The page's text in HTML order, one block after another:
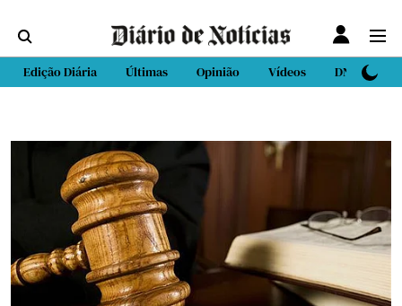
Edição Diária Últimas Opinião Vídeos DN Sport